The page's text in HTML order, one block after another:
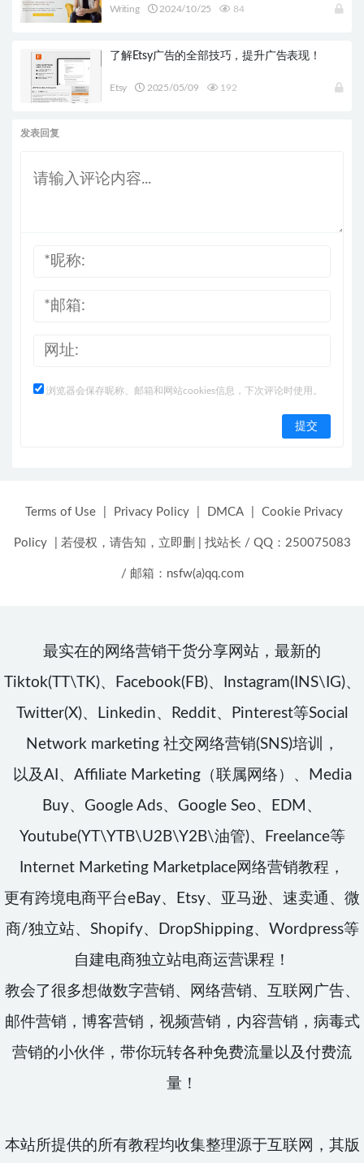
Writing 2024/10/25 84
了解Etsy广告的全部技巧，提升广告表现！
Etsy 2025/05/09 192
发表回复
浏览器会保存昵称、邮箱和网站cookies信息，下次评论时使用。
Terms of Use Privacy Policy DMCA Cookie Privacy
Policy 若侵权，请告知，立即删 找站长 / QQ：250075083
/ 邮箱：nsfw(a)qq.com
最实在的网络营销干货分享网站，最新的
Tiktok(TT\TK)、Facebook(FB)、Instagram(INS\IG)、
Twitter(X)、Linkedin、Reddit、Pinterest等Social
Network marketing 社交网络营销(SNS)培训，
以及AI、Affiliate Marketing（联属网络）、Media
Buy、Google Ads、Google Seo、EDM、
Youtube(YT\YTB\U2B\Y2B\油管)、Freelance等
Internet Marketing Marketplace网络营销教程，
更有跨境电商平台eBay、Etsy、亚马逊、速卖通、微
商/独立站、Shopify、DropShipping、Wordpress等
自建电商独立站电商运营课程！
教会了很多想做数字营销、网络营销、互联网广告、
邮件营销，博客营销，视频营销，内容营销，病毒式
营销的小伙伴，带你玩转各种免费流量以及付费流
量！
本站所提供的所有教程均收集整理源于互联网，其版